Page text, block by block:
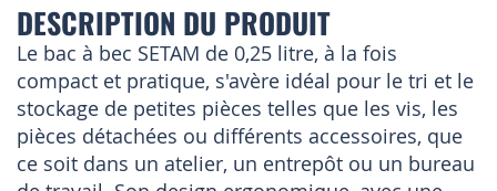
DESCRIPTION DU PRODUIT
Le bac à bec SETAM de 0,25 litre, à la fois
compact et pratique, s'avère idéal pour le tri et le
stockage de petites pièces telles que les vis, les
pièces détachées ou différents accessoires, que
ce soit dans un atelier, un entrepôt ou un bureau